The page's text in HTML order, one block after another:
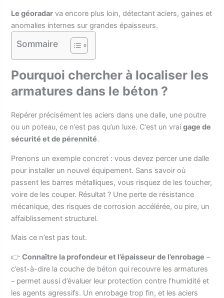
Le géoradar va encore plus loin, détectant aciers, gaines et
anomalies internes sur grandes épaisseurs.
Sommaire
Pourquoi chercher à localiser les
armatures dans le béton ?
Repérer précisément les aciers dans une dalle, une poutre
ou un poteau, ce n’est pas qu’un luxe. C’est un vraigage de
sécurité et de pérennité.
Prenons un exemple concret : vous devez percer une dalle
pour installer un nouvel équipement. Sans savoir où
passent les barres métalliques, vous risquez de les toucher,
voire de les couper. Résultat ? Une perte de résistance
mécanique, des risques de corrosion accélérée, ou pire, un
affaiblissement structurel.
Mais ce n’est pas tout.
👉Connaître la profondeur et l’épaisseur de l’enrobage –
c’est-à-dire la couche de béton qui recouvre les armatures
– permet aussi d’évaluer leur protection contre l’humidité et
les agents agressifs. Un enrobage trop fin, et les aciers